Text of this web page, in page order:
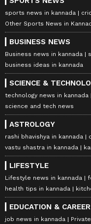
sports news in kannada
Other Sports News in
BUSINESS NEWS
Business news in kannada
business ideas in kannada
SCIENCE &
technology news in kannada
science and tech news
ASTROLOGY
rashi bhavishya in kannada
vastu shastra in kannada
LIFESTYLE
Lifestyle news in kannada
health tips in kannada
EDUCATION & CAREER
job news in kannada